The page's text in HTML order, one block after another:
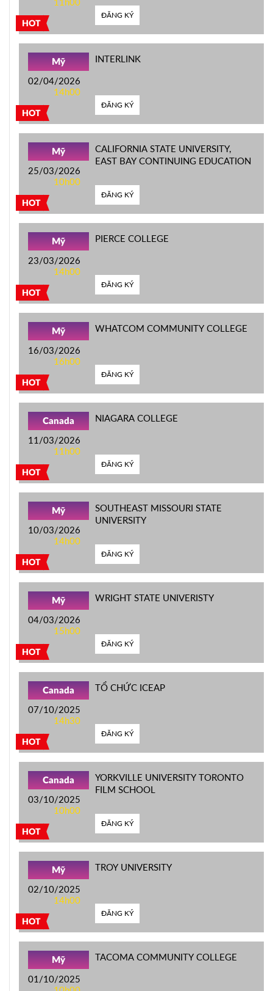
HOT
ĐĂNG KÝ
HOT
Mỹ
02/04/2026
14h00
INTERLINK
ĐĂNG KÝ
HOT
Mỹ
25/03/2026
10h00
CALIFORNIA STATE UNIVERSITY,
EAST BAY CONTINUING EDUCATION
ĐĂNG KÝ
HOT
Mỹ
23/03/2026
14h00
PIERCE COLLEGE
ĐĂNG KÝ
HOT
Mỹ
16/03/2026
16h00
WHATCOM COMMUNITY COLLEGE
ĐĂNG KÝ
HOT
Canada
11/03/2026
11h00
NIAGARA COLLEGE
ĐĂNG KÝ
HOT
Mỹ
10/03/2026
14h00
SOUTHEAST MISSOURI STATE
UNIVERSITY
ĐĂNG KÝ
HOT
Mỹ
04/03/2026
15h00
WRIGHT STATE UNIVERISTY
ĐĂNG KÝ
HOT
Canada
07/10/2025
14h30
TỔ CHỨC ICEAP
ĐĂNG KÝ
HOT
Canada
03/10/2025
10h00
YORKVILLE UNIVERSITY TORONTO
FILM SCHOOL
ĐĂNG KÝ
HOT
Mỹ
02/10/2025
14h00
TROY UNIVERSITY
ĐĂNG KÝ
Mỹ
01/10/2025
TACOMA COMMUNITY COLLEGE